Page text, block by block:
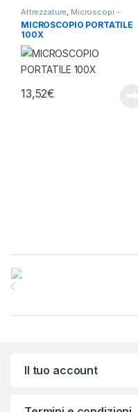
Attrezzature Microscopi -
MICROSCOPIO PORTATILE
100X
13,52€
Brands Carousel
Il tuo account